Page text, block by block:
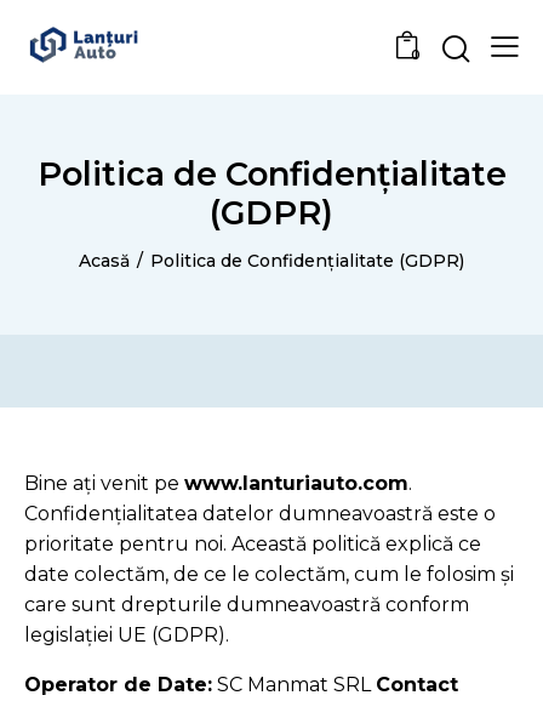
0
Politica de Confidențialitate
(GDPR)
Acasă Politica de Confidențialitate (GDPR)
Bine ați venit pe www.lanturiauto.com.
Confidențialitatea datelor dumneavoastră este o
prioritate pentru noi. Această politică explică ce
date colectăm, de ce le colectăm, cum le folosim și
care sunt drepturile dumneavoastră conform
legislației UE (GDPR).
Operator de Date: SC Manmat SRL Contact